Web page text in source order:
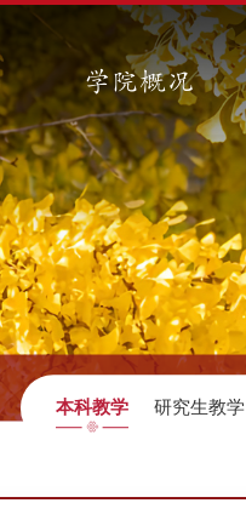
学院概况
本科教学 研究生教学